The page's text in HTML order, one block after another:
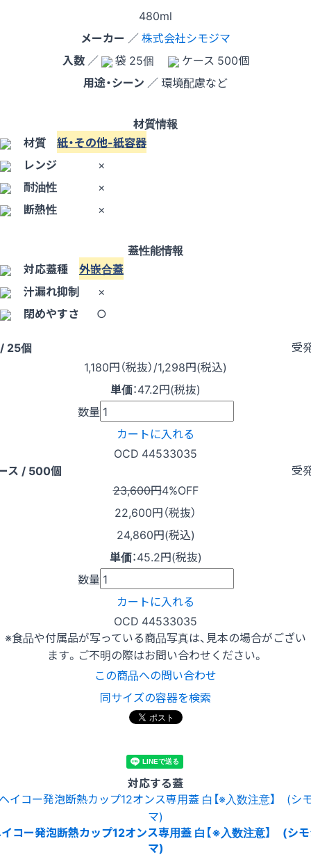
480ml
メーカー ／株式会社シモジマ
入数／ 袋 25個
ケース 500個
用途・シーン ／ 環境配慮など
材質情報
材質 紙・その他-紙容器
レンジ
×
耐油性
×
断熱性
×
蓋性能情報
対応蓋種 外嵌合蓋
汁漏れ抑制
×
閉めやすさ
○
25個
受
1,180円（税抜）/1,298円(税込)
単価：47.2円(税抜)
数量
カートに入れる
OCD 44533035
ス / 500個
受
23,600円4%OFF
22,600円（税抜）
24,860円(税込)
単価：45.2円(税抜)
数量
カートに入れる
OCD 44533035
※食品や付属品が写っている商品写真は、見本の場合がござい
ます。ご不明の際はお問い合わせください。
この商品への問い合わせ
同サイズの容器を検索
対応する蓋
コー発泡断熱カップ12オンス専用蓋 白【※入数注意】 (シ
マ)